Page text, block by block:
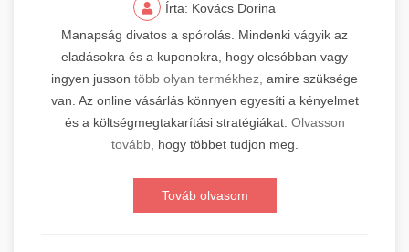
Írta: Kovács Dorina
Manapság divatos a spórolás. Mindenki vágyik az
eladásokra és a kuponokra, hogy olcsóbban vagy
ingyen jusson több olyan termékhez, amire szüksége
van. Az online vásárlás könnyen egyesíti a kényelmet
és a költségmegtakarítási stratégiákat. Olvasson
tovább, hogy többet tudjon meg.
Továb olvasom